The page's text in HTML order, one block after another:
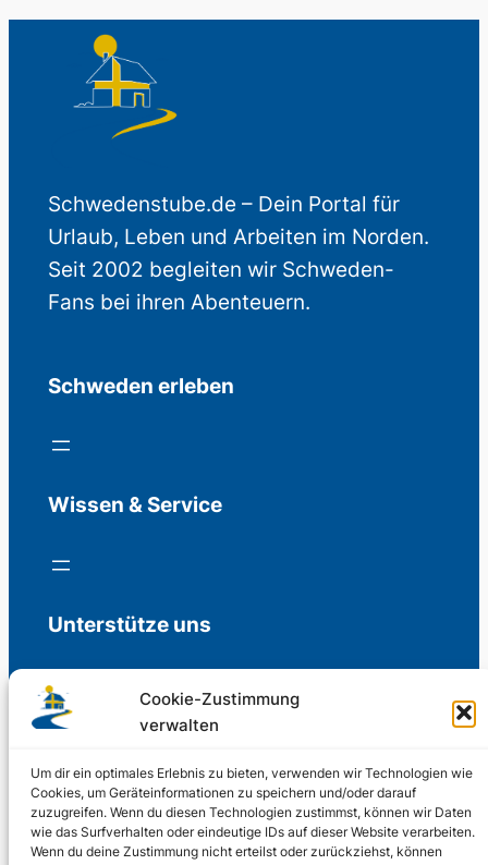
Cookie-Zustimmung
verwalten
Um dir ein optimales Erlebnis zu bieten, verwenden wir Technologien wie
Cookies, um Geräteinformationen zu speichern und/oder darauf
zuzugreifen. Wenn du diesen Technologien zustimmst, können wir Daten
wie das Surfverhalten oder eindeutige IDs auf dieser Website verarbeiten.
Wenn du deine Zustimmung nicht erteilst oder zurückziehst, können
Schwedenstube.de – Dein Portal für
Urlaub, Leben und Arbeiten im Norden.
Seit 2002 begleiten wir Schweden-
Fans bei ihren Abenteuern.
Schweden erleben
Wissen & Service
Unterstütze uns
Freiwillige Spenden für die Aufrechterhaltung
Support us